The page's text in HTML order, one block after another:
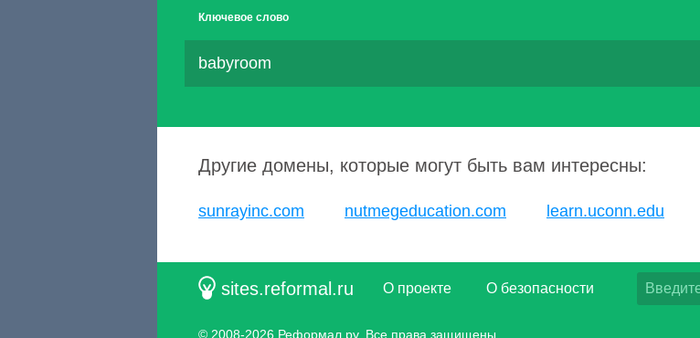
Ключевое слово
babyroom
Другие домены, которые могут быть вам интересны:
sunrayinc.com nutmegeducation.com learn.uconn.edu
sites.reformal.ru О проекте О безопасности
© 2008-2026 Реформал.ру, Все права защищены.